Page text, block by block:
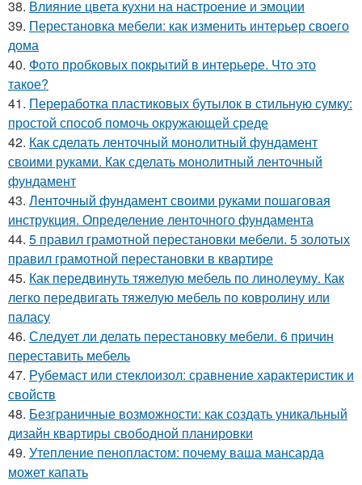
38. Влияние цвета кухни на настроение и эмоции
39. Перестановка мебели: как изменить интерьер своего
дома
40. Фото пробковых покрытий в интерьере. Что это
такое?
41. Переработка пластиковых бутылок в стильную сумку:
простой способ помочь окружающей среде
42. Как сделать ленточный монолитный фундамент
своими руками. Как сделать монолитный ленточный
фундамент
43. Ленточный фундамент своими руками пошаговая
инструкция. Определение ленточного фундамента
44. 5 правил грамотной перестановки мебели. 5 золотых
правил грамотной перестановки в квартире
45. Как передвинуть тяжелую мебель по линолеуму. Как
легко передвигать тяжелую мебель по ковролину или
паласу
46. Следует ли делать перестановку мебели. 6 причин
переставить мебель
47. Рубемаст или стеклоизол: сравнение характеристик и
свойств
48. Безграничные возможности: как создать уникальный
дизайн квартиры свободной планировки
49. Утепление пенопластом: почему ваша мансарда
может капать